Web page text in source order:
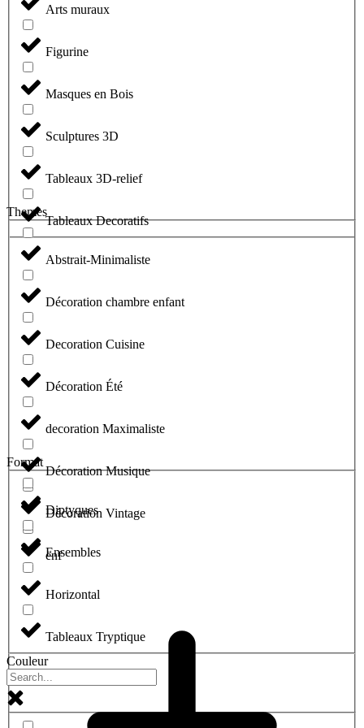
Arts muraux
Figurine
Masques en Bois
Sculptures 3D
Tableaux 3D-relief
Tableaux Decoratifs
Themes
Abstrait-Minimaliste
Décoration chambre enfant
Decoration Cuisine
Décoration Été
decoration Maximaliste
Décoration Musique
Décoration Vintage
enf
Format
Diptyques
Ensembles
Horizontal
Tableaux Tryptique
Couleur